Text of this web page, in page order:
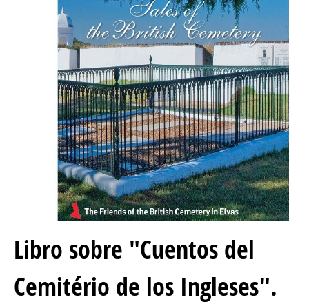
Libro sobre "Cuentos del
Cemitério de los Ingleses".